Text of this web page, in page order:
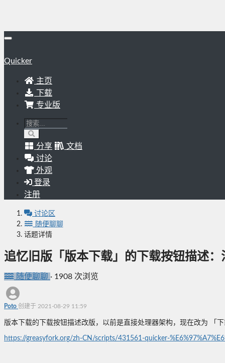
Quicker
主页
下载
专业版
分享
文档
讨论
外观
登录
注册
讨论区
随便聊聊
话题详情
追忆旧版「版本下载」的下载按钮描述
随便聊聊 · 1908 次浏览
Poto 创建于 2021-08-29 11:59
版本下载的下载按钮描述改版，以前是直接处理器架构，现在改为 「
https://greasyfork.org/zh-CN/scripts/431561-quicker-